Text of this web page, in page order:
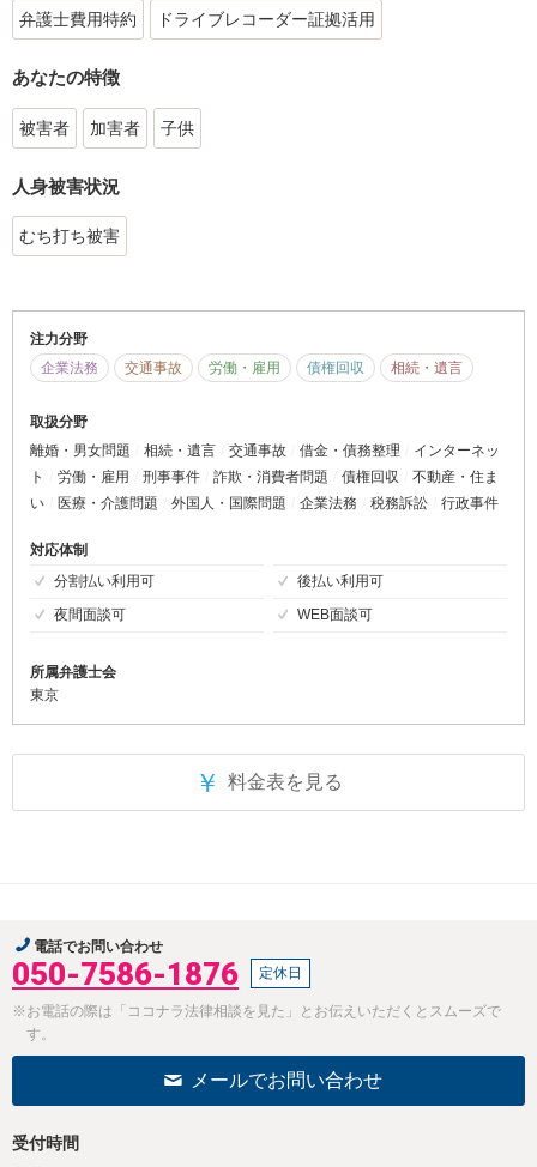
弁護士費用特約 ドライブレコーダー証拠活用
あなたの特徴
被害者 加害者 子供
人身被害状況
むち打ち被害
注力分野
企業法務
交通事故 労働・雇用 債権回収 相続・遺言
取扱分野
離婚・男女問題
相続・遺言 交通事故 借金・債務整理
インターネッ
ト
労働・雇用 刑事事件 詐欺・消費者問題 債権回収
不動産・住ま
い
医療・介護問題 外国人・国際問題 企業法務 税務訴訟 行政事件
対応体制
分割払い利用可
後払い利用可
夜間面談可
WEB面談可
所属弁護士会
東京
￥ 料金表を見る
電話でお問い合わせ
050-7586-1876 定休日
※お電話の際は「ココナラ法律相談を見た」とお伝えいただくとスムーズで
す。
メールでお問い合わせ
受付時間